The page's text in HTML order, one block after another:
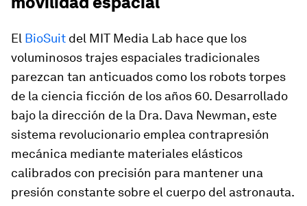
El BioSuit del MIT Media Lab hace que los
voluminosos trajes espaciales tradicionales
parezcan tan anticuados como los robots torpes
de la ciencia ficción de los años 60. Desarrollado
bajo la dirección de la Dra. Dava Newman, este
sistema revolucionario emplea contrapresión
mecánica mediante materiales elásticos
calibrados con precisión para mantener una
presión constante sobre el cuerpo del astronauta.